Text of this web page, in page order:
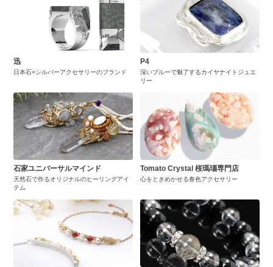
迅
日本石×シルバーアクセサリーのブランド
P4
深いブルーで魅了するカイヤナイトジュエ
リー
石家ユニバーサルマインド
天然石で作るオリジナルのヒーリングアイ
テム
Tomato Crystal 桜瑪瑙専門店
心をときめかせる春色アクセサリー